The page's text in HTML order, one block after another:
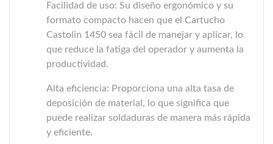
Facilidad de uso: Su diseño ergonómico y su
formato compacto hacen que el Cartucho
Castolin 1450 sea fácil de manejar y aplicar, lo
que reduce la fatiga del operador y aumenta la
productividad.
Alta eficiencia: Proporciona una alta tasa de
deposición de material, lo que significa que
puede realizar soldaduras de manera más rápida
y eficiente.